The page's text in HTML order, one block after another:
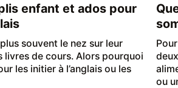
enfant et ados pour
souvent le nez sur leur
livres de cours. Alors pourquoi
les initier à l’anglais ou les
ou